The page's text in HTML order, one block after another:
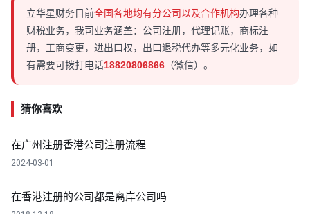
立华星财务目前全国各地均有分公司以及合作机构办理各种
财税业务，我司业务涵盖：公司注册，代理记账，商标注
册，工商变更，进出口权，出口退税代办等多元化业务，如
有需要可拨打电话18820806866 （微信）。
猜你喜欢
在广州注册香港公司注册流程
2024-03-01
在香港注册的公司都是离岸公司吗